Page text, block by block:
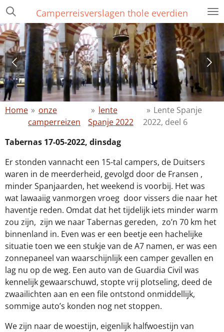
Ga
direct
naar
de
hoofdinhoud
Camperreisverslagen thole everdien
Home » onze
camperreizen
» lente
Spanje 2022
» Lente Spanje
2022, deel 6
Tabernas 17-05-2022, dinsdag
Er stonden vannacht een 15-tal campers, de Duitsers
waren in de meerderheid, gevolgd door de Fransen ,
minder Spanjaarden, het weekend is voorbij. Het was
wat lawaaiig vanmorgen vroeg door vissers die naar het
haventje reden. Omdat dat het tijdelijk iets minder warm
zou zijn, zijn we naar Tabernas gereden, zo’n 70 km het
binnenland in. Even was er een beetje een hachelijke
situatie toen we een stukje van de A7 namen, er was een
zonnepaneel van waarschijnlijk een camper gevallen en
lag nu op de weg. Een auto van de Guardia Civil was
kennelijk gewaarschuwd, stopte vrij plotseling, deed de
zwaailichten aan en een file ontstond onmiddellijk,
sommige auto’s konden nog net stoppen.
We zijn naar de woestijn, eigenlijk halfwoestijn van